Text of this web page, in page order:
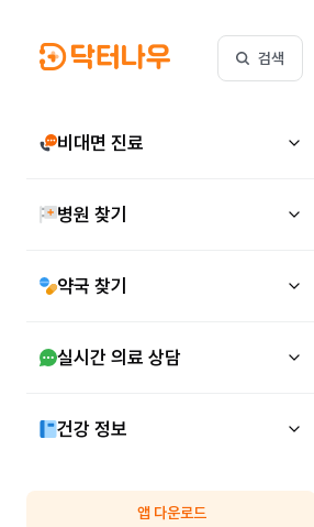
검색
비대면 진료
병원 찾기
약국 찾기
실시간 의료 상담
건강 정보
앱 다운로드